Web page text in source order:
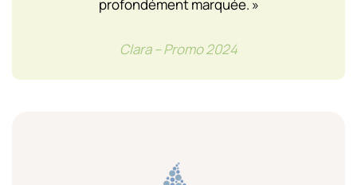
profondément marquée. »
Clara – Promo 2024